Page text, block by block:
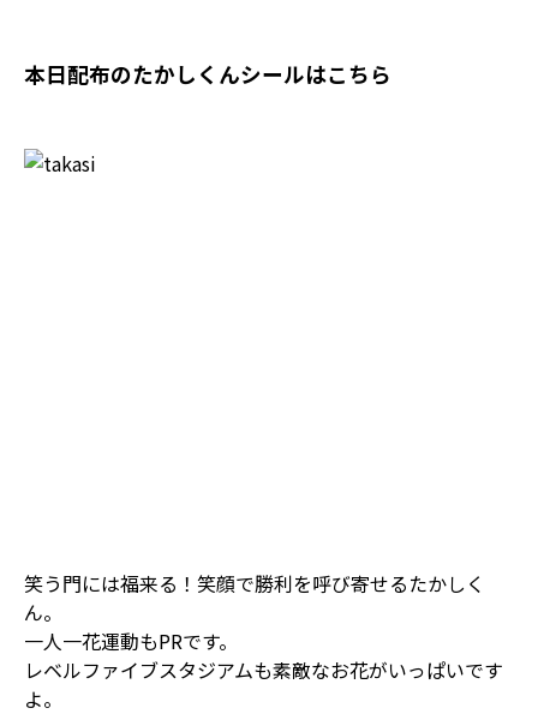
本日配布のたかしくんシールはこちら
笑う門には福来る！笑顔で勝利を呼び寄せるたかしく
ん。
一人一花運動もPRです。
レベルファイブスタジアムも素敵なお花がいっぱいです
よ。